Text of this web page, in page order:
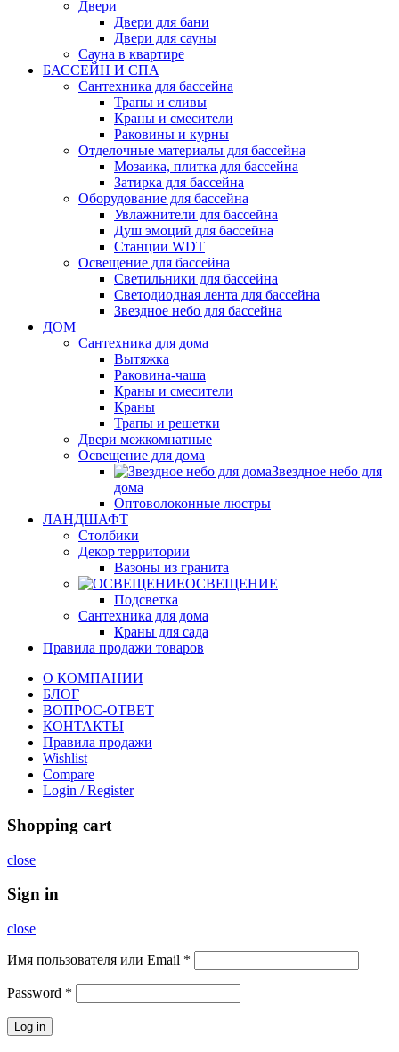
Двери
Двери для бани
Двери для сауны
Сауна в квартире
БАССЕЙН И СПА
Сантехника для бассейна
Трапы и сливы
Краны и смесители
Раковины и курны
Отделочные материалы для бассейна
Мозаика, плитка для бассейна
Затирка для бассейна
Оборудование для бассейна
Увлажнители для бассейна
Душ эмоций для бассейна
Станции WDT
Освещение для бассейна
Светильники для бассейна
Светодиодная лента для бассейна
Звездное небо для бассейна
ДОМ
Сантехника для дома
Вытяжка
Раковина-чаша
Краны и смесители
Краны
Трапы и решетки
Двери межкомнатные
Освещение для дома
Звездное небо для
дома
Оптоволоконные люстры
ЛАНДШАФТ
Столбики
Декор территории
Вазоны из гранита
ОСВЕЩЕНИЕ
Подсветка
Сантехника для дома
Краны для сада
Правила продажи товаров
О КОМПАНИИ
БЛОГ
ВОПРОС-ОТВЕТ
КОНТАКТЫ
Правила продажи
Wishlist
Compare
Login / Register
Shopping cart
close
Sign in
close
Имя пользователя или Email *
Password *
Log in